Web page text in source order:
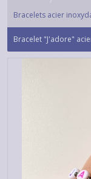
Bracelets acier
Bracelet "J'adore"